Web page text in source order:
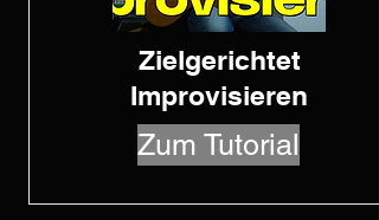
Zielgerichtet
Improvisieren
Zum Tutorial